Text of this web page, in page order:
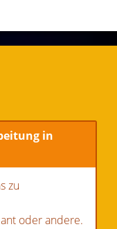
in
zu
oder andere.